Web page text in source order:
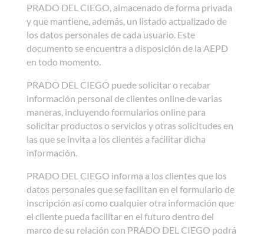
PRADO DEL CIEGO, almacenado de forma privada
y que mantiene, además, un listado actualizado de
los datos personales de cada usuario. Este
documento se encuentra a disposición de la AEPD
en todo momento.
PRADO DEL CIEGO puede solicitar o recabar
información personal de clientes online de varias
maneras, incluyendo formularios online para
solicitar productos o servicios y otras solicitudes en
las que se invita a los clientes a facilitar dicha
información.
PRADO DEL CIEGO informa a los clientes que los
datos personales que se facilitan en el formulario de
inscripción así como cualquier otra información que
el cliente pueda facilitar en el futuro dentro del
marco de su relación con PRADO DEL CIEGO podrá